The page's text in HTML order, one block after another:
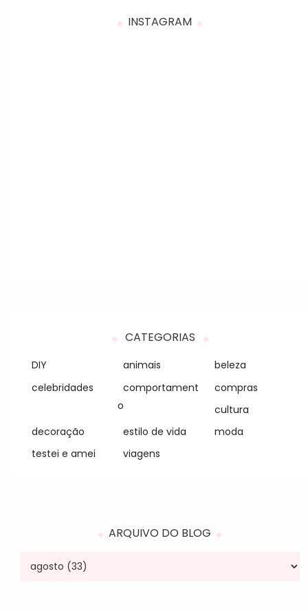
INSTAGRAM
CATEGORIAS
DIY animais
beleza
celebridades
comportament
o
compras
cultura
decoração
estilo de vida
moda
testei e amei
viagens
ARQUIVO DO BLOG